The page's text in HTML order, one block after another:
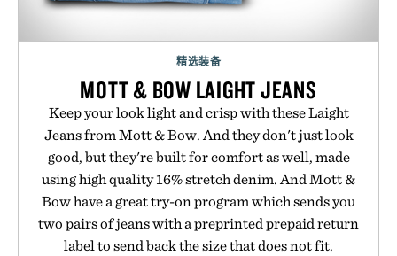
精选装备
MOTT & BOW LAIGHT JEANS
Keep your look light and crisp with these Laight
Jeans from Mott & Bow. And they don't just look
good, but they're built for comfort as well, made
using high quality 16% stretch denim. And Mott &
Bow have a great try-on program which sends you
two pairs of jeans with a preprinted prepaid return
label to send back the size that does not fit.